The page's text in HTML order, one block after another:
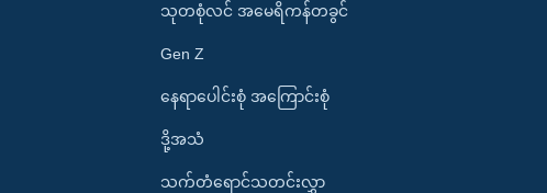
သုတစုံလင် အမေရိကန်တခွင်
Gen Z
နေရာပေါင်းစုံ အကြောင်းစုံ
ဒို့အသံ
သက်တံရောင်သတင်းလွှာ